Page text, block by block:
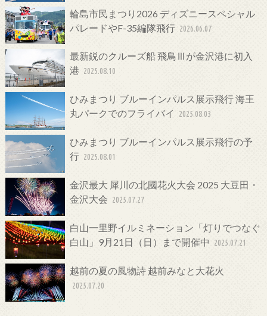
輪島市民まつり2026 ディズニースペシャル
パレードやF-35編隊飛行 2026.06.07
最新鋭のクルーズ船 飛鳥Ⅲが金沢港に初入
港 2025.08.10
ひみまつり ブルーインパルス展示飛行 海王
丸パークでのフライバイ
2025.08.03
ひみまつり ブルーインパルス展示飛行の予
行 2025.08.01
金沢最大 犀川の北國花火大会 2025 大豆田・
金沢大会 2025.07.27
白山一里野イルミネーション「灯りでつなぐ
白山」9月21日（日）まで開催中
2025.07.21
越前の夏の風物詩 越前みなと大花火
2025.07.20